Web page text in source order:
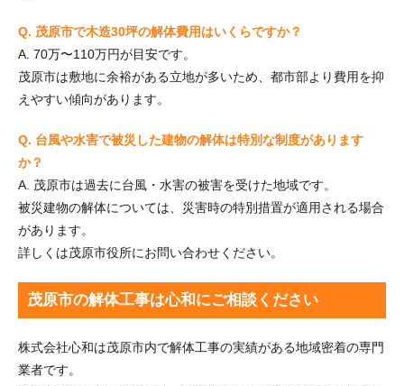
Q. 茂原市で木造30坪の解体費用はいくらですか？
A. 70万〜110万円が目安です。
茂原市は敷地に余裕がある立地が多いため、都市部より費用を抑
えやすい傾向があります。
Q. 台風や水害で被災した建物の解体は特別な制度があります
か？
A. 茂原市は過去に台風・水害の被害を受けた地域です。
被災建物の解体については、災害時の特別措置が適用される場合
があります。
詳しくは茂原市役所にお問い合わせください。
茂原市の解体工事は心和にご相談ください
株式会社心和は茂原市内で解体工事の実績がある地域密着の専門
業者です。